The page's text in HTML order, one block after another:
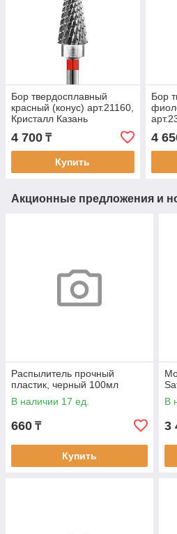
Бор твердосплавный
красный (конус) арт.21160,
Кристалл Казань
4 700 ₸
Купить
Бор
4
Акционные предложения и
Распылитель прочный
пластик, черный 100мл
В наличии 17 ед.
660 ₸
Купить
В
3